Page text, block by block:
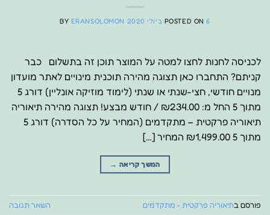
POSTED ON6 ביולי 2020 BY ERANSOLOMON
לכניסה לחנות לחצו למטה על המוצר תוכן זה בתשלום כבר
קניתם? התחברו כאן תצוגה מהירה תוכנית מינויים לאתר מועדון
מנויים חודשי, חצי-שנתי או שנתי (לימוד מוזיקה אונליין) דורג 5
מתוך 5 החל מ: ₪234.00 / חודש מבצע! תצוגה מהירה תיאוריה
תיאוריה פרקטית – מתקדמים (המחיר על כל הסדרה) דורג 5
מתוך 5 ₪1,499.00 המחיר […]
המשך קריאה →
פורסם בתיאוריה פרקטית - מתקדמים השאר תגובה